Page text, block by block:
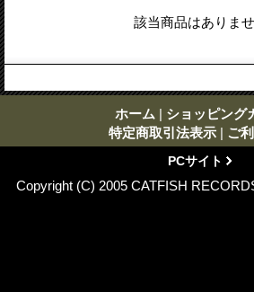
該当商品はありま
ホーム | ショッピング
特定商取引法表示 | ご
PCサイト
Copyright (C) 2005 CATFISH